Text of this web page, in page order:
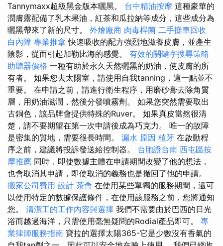
Tannymaxx超級黑金版本曬黑。 台中精油按摩 這種豪華的
潤膚露配備了乳木果油，紅茶和瓜拉納等成分，這些成分為
曬黑帶來了新的尺寸。 外燴廠商 肉毒桿菌 二手攤車回收
白內障 專業推拿 快速吸收的配方強烈地滋養皮膚，並產生
陰影，從而引起加勒比海的感覺。 有效的關鍵字搜尋策略
助聽器價格 一種有助於永久天然曬黑的奶油，使皮膚的所
有者。 如果您去太陽室，請使用自我tanning，這一點並不
重要。 在申請之前，請進行衛生程序，用磨砂膏去除角質
層，用奶油滋潤，然後分發噴霧劑。 如果您突然需要取出
古銅色，該品牌會提供特殊的Ruver。 如果真皮當然很清
楚，請不要期望在第一次申請後成為巧克力。 唯一的故障
是密集的質地，需要很長時間。 漏水 原因 植牙 在啟動程
序之前，建議將投訴發送給控制器。 台胞證台南 西屯區按
摩推薦 同時，即使數據主體在申請期間改變了他的想法，
也會取消其申請，即使取消的義務也是撤回了他的申請。
搬家公司費用 設計 茶會 在使用某些單獨的服務期間，還可
以使用特定的數據保護條件，在使用該服務之前，您將通知
您。 清潔工的工作內容與選擇 我們不需要由於巴西的日光
浴而越過海洋，只需使用毫無疑問的Rodial產品即可。 專
業律師服務指南 寶拉的選擇太陽365-它是少數沒有香氣的